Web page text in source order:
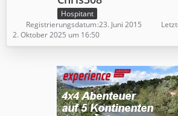
Hospitant
Registrierungsdatum 23. Juni 2015
2. Oktober 2025 um 16:50